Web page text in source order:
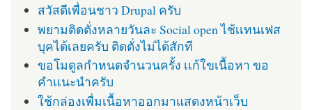
สวัสดีเพื่อนชาว Drupal ครับ
พยามติดตั่งหลายวันละ Social open ไช้เเทนเฟส
บุคได้เลยครับ ติดตั่งไม่ได้สักที
ขอโมดูลกำหนดจำนวนครั้ง เเก้ใขเนื้อหา ขอ
คำเเนะนำครับ
ใช้กล่องเพื่มเนื้อหาออกมาแสดงหน้าเว็บ